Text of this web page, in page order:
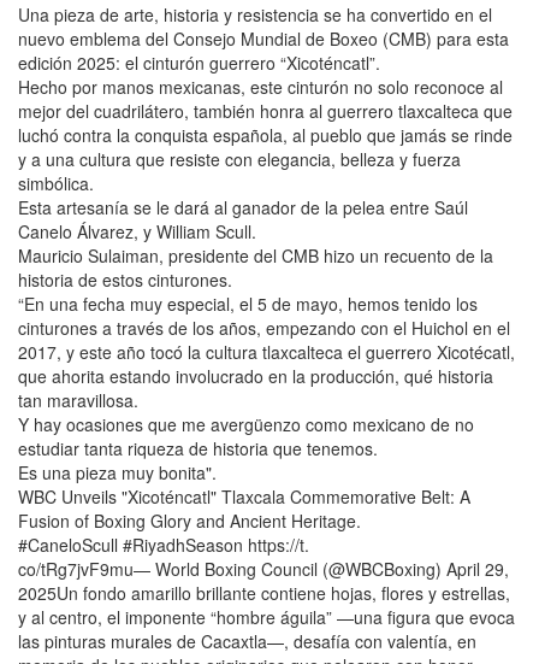
Una pieza de arte, historia y resistencia se ha convertido en el
nuevo emblema del Consejo Mundial de Boxeo (CMB) para esta
edición 2025: el cinturón guerrero “Xicoténcatl”.
Hecho por manos mexicanas, este cinturón no solo reconoce al
mejor del cuadrilátero, también honra al guerrero tlaxcalteca que
luchó contra la conquista española, al pueblo que jamás se rinde
y a una cultura que resiste con elegancia, belleza y fuerza
simbólica.
Esta artesanía se le dará al ganador de la pelea entre Saúl
Canelo Álvarez, y William Scull.
Mauricio Sulaiman, presidente del CMB hizo un recuento de la
historia de estos cinturones.
“En una fecha muy especial, el 5 de mayo, hemos tenido los
cinturones a través de los años, empezando con el Huichol en el
2017, y este año tocó la cultura tlaxcalteca el guerrero Xicotécatl,
que ahorita estando involucrado en la producción, qué historia
tan maravillosa.
Y hay ocasiones que me avergüenzo como mexicano de no
estudiar tanta riqueza de historia que tenemos.
Es una pieza muy bonita".
WBC Unveils "Xicoténcatl" Tlaxcala Commemorative Belt: A
Fusion of Boxing Glory and Ancient Heritage.
#CaneloScull #RiyadhSeason https://t.
co/tRg7jvF9mu— World Boxing Council (@WBCBoxing) April 29,
2025Un fondo amarillo brillante contiene hojas, flores y estrellas,
y al centro, el imponente “hombre águila” —una figura que evoca
las pinturas murales de Cacaxtla—, desafía con valentía, en